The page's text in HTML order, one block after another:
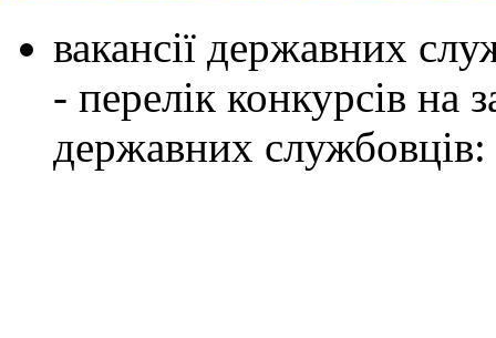
вакансії державних
- перелік конкурсів на
державних службовців: